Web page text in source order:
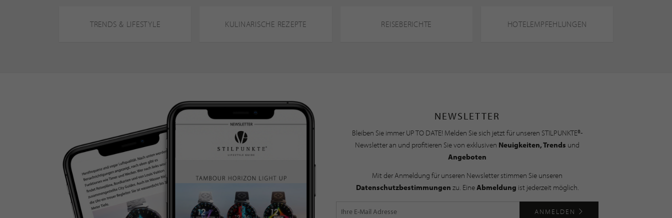
TRENDS & LIFESTYLE KULINARISCHE REZEPTE REISEBERICHTE HOTELEMPFEHLUNGEN
NEWSLETTER
Bleiben Sie immer UP TO DATE! Melden Sie sich jetzt für unseren STILPUNKTE®-
Newsletter an und profitieren Sie von exklusiven Neuigkeiten, Trends und
Angeboten
Mit der Anmeldung für unseren Newsletter stimmen Sie unseren
Datenschutzbestimmungen zu. EineAbmeldung ist jederzeit möglich.
ANMELDEN